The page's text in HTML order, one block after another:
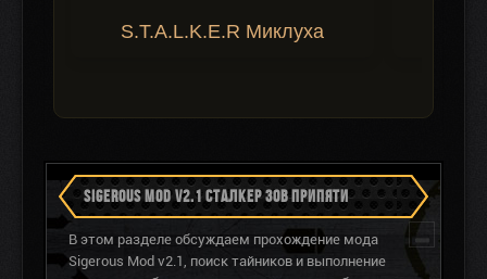
S.T.A.L.K.E.R Миклуха
SIGEROUS MOD V2.1 СТАЛКЕР ЗОВ ПРИПЯТИ
(2 ТЕМЫ)
В этом разделе обсуждаем прохождение мода
Sigerous Mod v2.1, поиск тайников и выполнение